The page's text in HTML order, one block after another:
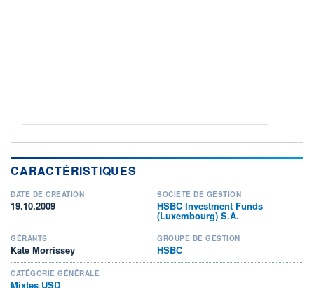
CARACTÉRISTIQUES
DATE DE CRÉATION
19.10.2009
SOCIÉTÉ DE GESTION
HSBC Investment Funds
(Luxembourg) S.A.
GÉRANTS
Kate Morrissey
GROUPE DE GESTION
HSBC
CATÉGORIE GÉNÉRALE
Mixtes USD